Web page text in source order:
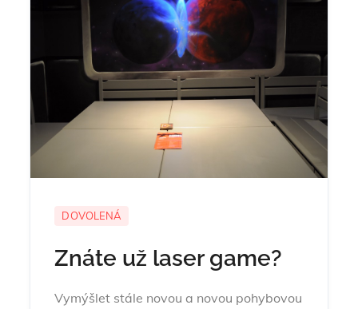
DOVOLENÁ
Znáte už laser game?
Vymýšlet stále novou a novou pohybovou